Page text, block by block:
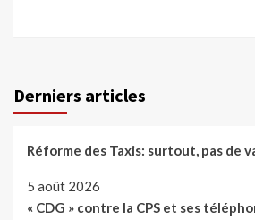
Derniers articles
Réforme des Taxis: surtout, pas de
5 août 2026
« CDG » contre la CPS et ses